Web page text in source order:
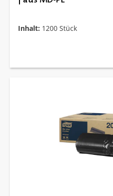
Inhalt: 1200 Stück